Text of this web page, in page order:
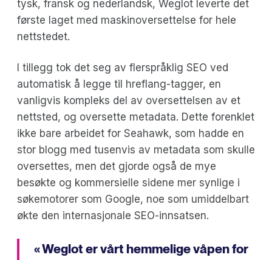
tysk, fransk og nederlandsk, Weglot leverte det
første laget med maskinoversettelse for hele
nettstedet.
I tillegg tok det seg av flerspråklig SEO ved
automatisk å legge til hreflang-tagger, en
vanligvis kompleks del av oversettelsen av et
nettsted, og oversette metadata. Dette forenklet
ikke bare arbeidet for Seahawk, som hadde en
stor blogg med tusenvis av metadata som skulle
oversettes, men det gjorde også de mye
besøkte og kommersielle sidene mer synlige i
søkemotorer som Google, noe som umiddelbart
økte den internasjonale SEO-innsatsen.
« Weglot er vårt hemmelige våpen for